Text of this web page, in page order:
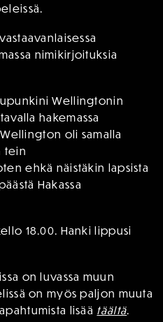
nimikirjoituksia
Wellingtonin
hakemassa
oli samalla
tein
ehkä näistäkin lapsista
Hakassa
18.00. Hanki lippusi
on luvassa muun
on myös paljon muuta
lisää täältä.